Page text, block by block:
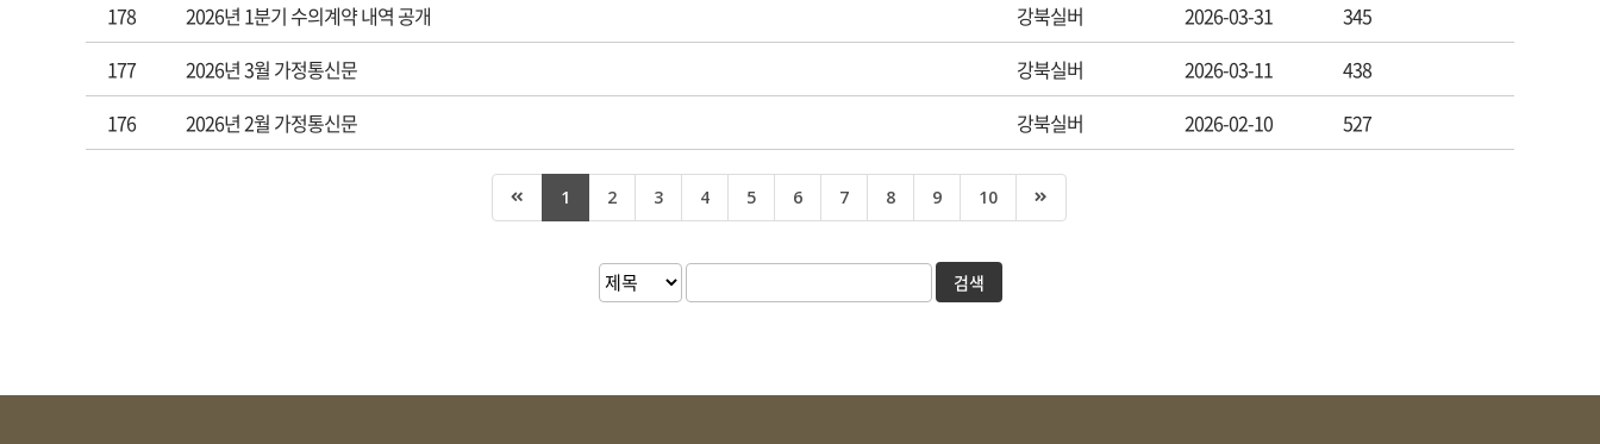
178
2026년 1분기 수의계약 내역 공개 강북실버 2026-03-31
345
177
2026년 3월 가정통신문 강북실버 2026-03-11
438
176
2026년 2월 가정통신문 강북실버 2026-02-10 527
1 2 3 4 5 6 7 8 9 10